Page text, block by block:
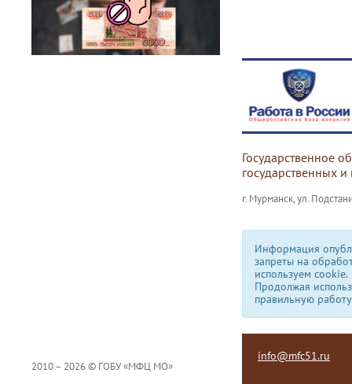
Государственное
государственных
г. Мурманск, ул.
Информация
запреты на
используем сookie.
Продолжая
правильную
2010 – 2026 © ГОБУ «МФЦ МО»
info@mfc51.ru